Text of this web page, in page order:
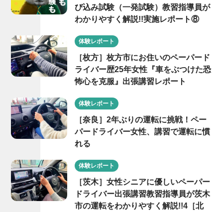
び込み試験（一発試験）教習指導員が
わかりやすく解説!!実施レポート⑧
体験レポート
［枚方］枚方市にお住いのペーパード
ライバー歴25年女性『車をぶつけた恐
怖心を克服』出張講習レポート
体験レポート
［奈良］2年ぶりの運転に挑戦！ペー
パードライバー女性、講習で運転に慣
れる
体験レポート
［茨木］女性シニアに優しいペーパー
ドライバー出張講習教習指導員が茨木
市の運転をわかりやすく解説!!4［北